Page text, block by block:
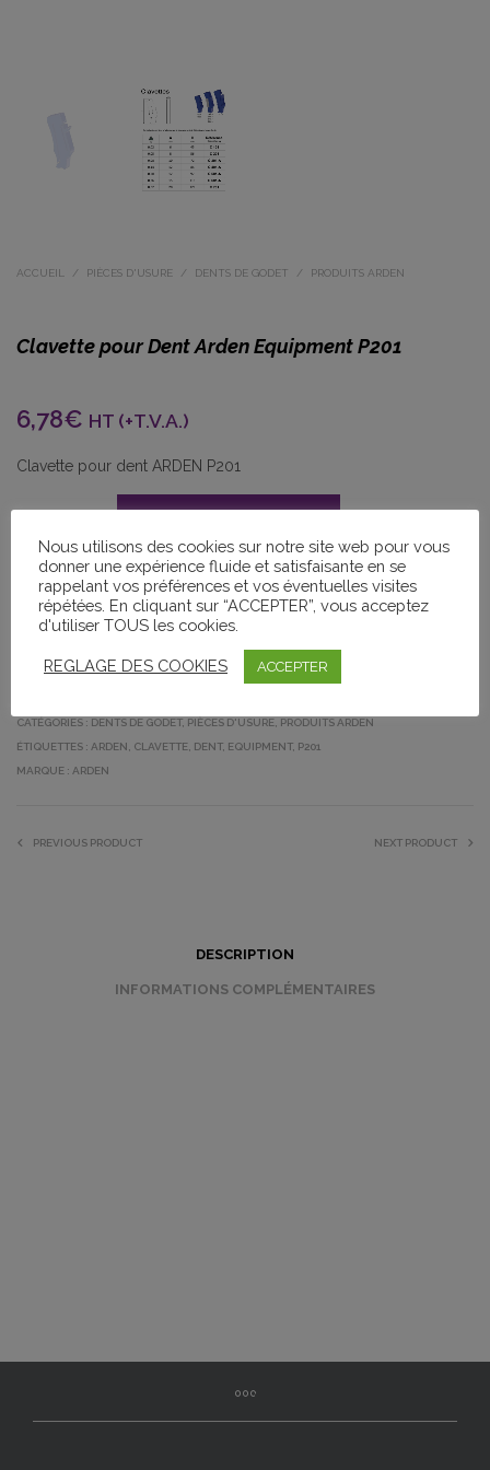
ACCUEIL / PIÈCES D'USURE / DENTS DE GODET / PRODUITS ARDEN
Clavette pour Dent Arden Equipment P201
6,78€ HT (+T.V.A.)
Clavette pour dent ARDEN P201
SHARE THIS PRODUCT
CATÉGORIES : DENTS DE GODET, PIÈCES D'USURE PRODUITS ARDEN
ÉTIQUETTES : ARDEN CLAVETTE DENT, EQUIPMENT, P201
MARQUE : ARDEN
PREVIOUS PRODUCT NEXT PRODUCT
DESCRIPTION
INFORMATIONS COMPLÉMENTAIRES
Nous utilisons des cookies sur notre site web pour vous
donner une expérience fluide et satisfaisante en se
rappelant vos préférences et vos éventuelles visites
répétées. En cliquant sur “ACCEPTER”, vous acceptez
d'utiliser TOUS les cookies.
REGLAGE DES COOKIES ACCEPTER